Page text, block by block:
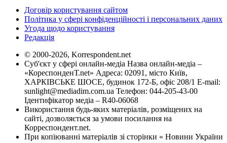
Договір користування сайтом
Політика у сфері конфіденційності і персональних даних
Угода щодо користування
Редакція
© 2000-2026, Korrespondent.net
Суб'єкт у сфері онлайн-медіа Назва онлайн-медіа –
«КореспонденТ.net» Адреса: 02091, місто Київ,
ХАРКІВСЬКЕ ШОСЕ, будинок 172-Б, офіс 208/1 E-mail:
sunlight@mediadim.com.ua Телефон: 044-205-43-00
Ідентифікатор медіа – R40-06068
Використання будь-яких матеріалів, розміщених на
сайті, дозволяється за умови посилання на
Корреспондент.net.
При копіюванні матеріалів зі сторінки « Новини України